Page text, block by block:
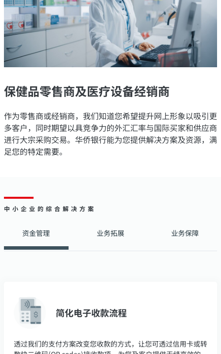
保健品零售商及医疗设备经销商
作为零售商或经销商，我们知道您希望提升网上形象以吸引更
多客户，同时期望以具竞争力的外汇汇率与国际买家和供应商
进行大宗采购交易。华侨银行能为您提供解决方案及资源，满
足您的特定需要。
中小企业的综合解决方案
资金管理 业务拓展 业务保障
简化电子收款流程
透过我们的支付方案改变您收款的方式，让您可透过信用卡或转